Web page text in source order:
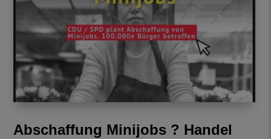
Abschaffung Minijobs ? Handel